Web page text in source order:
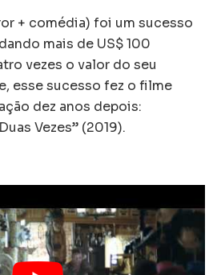
+ comédia) foi um sucesso
mais de US$ 100
vezes o valor do seu
esse sucesso fez o filme
dez anos depois:
Vezes” (2019).